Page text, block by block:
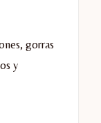
gorras
y